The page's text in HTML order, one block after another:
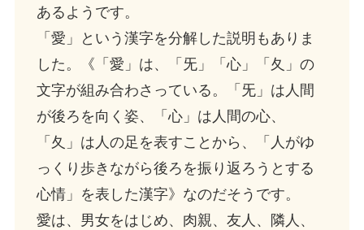
あるようです。
「愛」という漢字を分解した説明もありま
した。《「愛」は、「旡」「心」「夂」の
文字が組み合わさっている。「旡」は人間
が後ろを向く姿、「心」は人間の心、
「夂」は人の足を表すことから、「人がゆ
っくり歩きながら後ろを振り返ろうとする
心情」を表した漢字》なのだそうです。
愛は、男女をはじめ、肉親、友人、隣人、